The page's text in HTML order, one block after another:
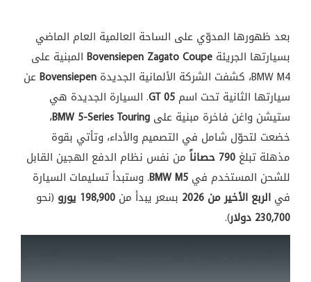
بعد ظهورها المدوّي على الساحة العالمية العام الماضي
بسيارتها الجريئة Bovensiepen Zagato Coupe المبنية على
BMW M4، كشفت الشركة الألمانية الجديدة
Bovensiepen عن
سيارتها الثانية تحت اسم 05 GT
. السيارة الجديدة هي
ستيشن واغن فاخرة مبنية على BMW 5-Series Touring،
خضعت لتحوّل شامل في التصميم والأداء، وتأتي بقوة
مذهلة تبلغ 790 حصاناً
من نفس نظام الدفع الهجين القابل
للشحن المستخدم في BMW M5. وستبدأ تسليمات السيارة
في الربع الأخير من 2026 بسعر يبدأ من 198,900 يورو
(نحو
230,700 دولار
).